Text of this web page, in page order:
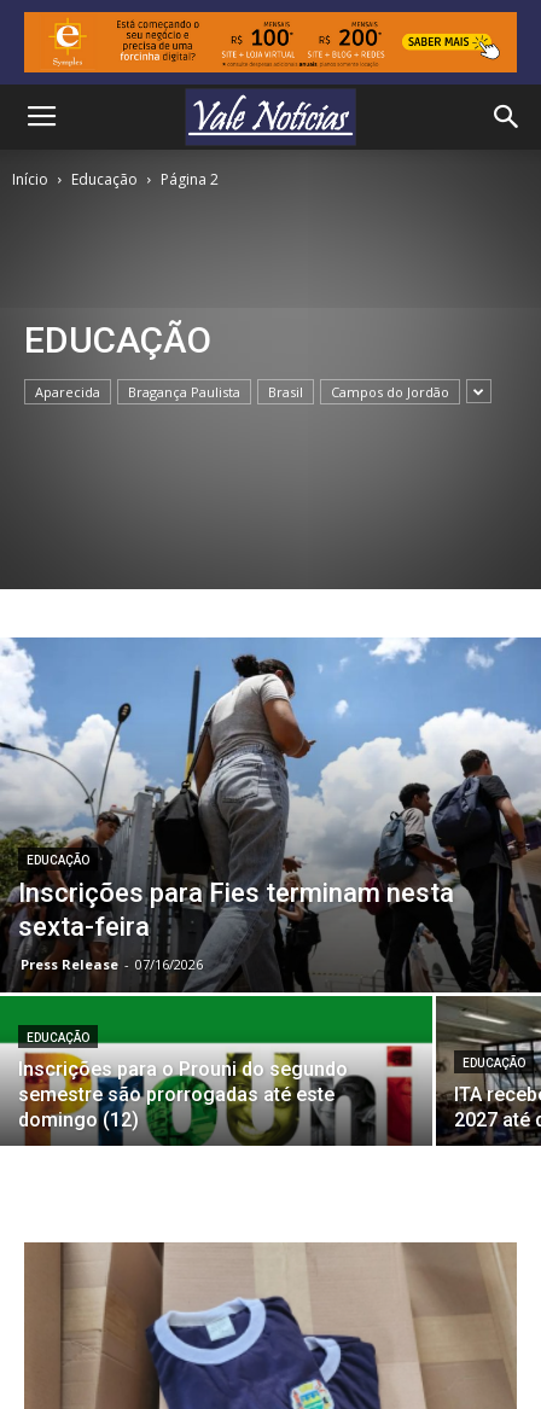
Início Educação Página 2
EDUCAÇÃO
Aparecida Bragança Paulista Brasil Campos do Jordão
EDUCAÇÃO
Inscrições para Fies terminam nesta
sexta-feira
Press Release - 07/16/2026
EDUCAÇÃO
Inscrições para o Prouni do segundo
semestre são prorrogadas até este
domingo (12)
EDUCAÇÃO
ITA
2027 até